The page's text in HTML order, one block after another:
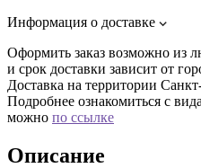
Информация о доставке
Оформить заказ возможно из
и срок доставки зависит от
Доставка на территории
Подробнее ознакомиться с
можно по ссылке
Описание